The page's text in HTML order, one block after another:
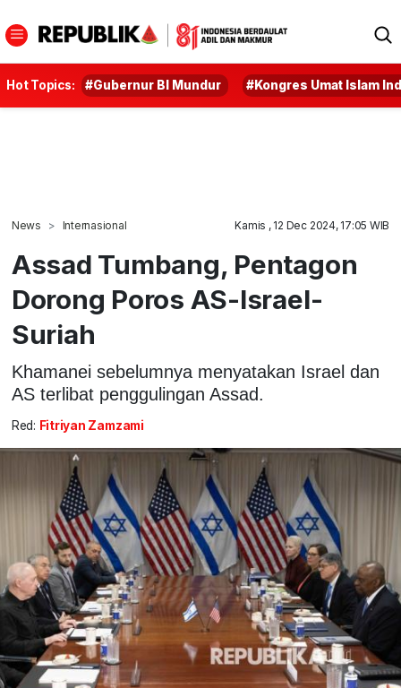
Hot Topics: #Gubernur BI Mundur #Kongres Umat Islam
News Internasional Kamis , 12 Dec 2024, 17:05 WIB
Assad Tumbang, Pentagon
Dorong Poros AS-Israel-
Suriah
Khamanei sebelumnya menyatakan Israel dan
AS terlibat penggulingan Assad.
Red: Fitriyan Zamzami